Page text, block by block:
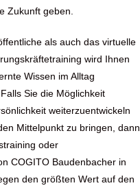
Zukunft geben.
als auch das virtuelle
wird Ihnen
Wissen im Alltag
Sie die Möglichkeit
weiterzuentwickeln
Mittelpunkt zu bringen, dann
oder
COGITO Baudenbacher in
den größten Wert auf den